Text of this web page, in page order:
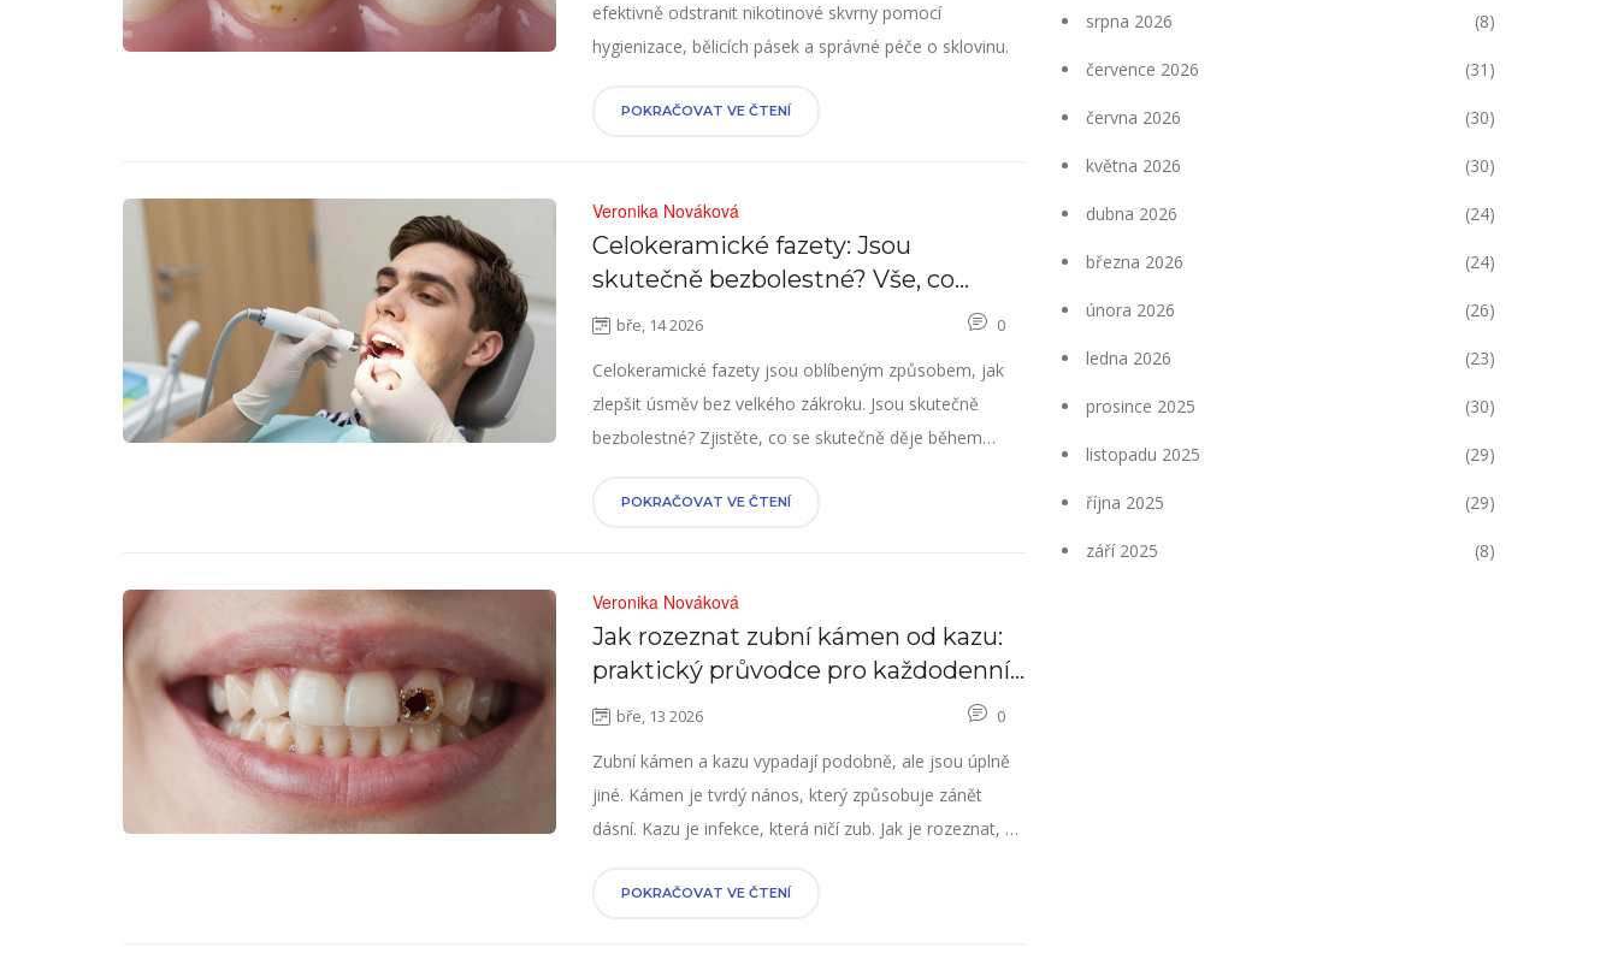
efektivně odstranit nikotinové skvrny pomocí
hygienizace, bělicích pásek a správné péče o sklovinu.
POKRAČOVAT VE ČTENÍ
Veronika Nováková
Celokeramické fazety: Jsou
skutečně bezbolestné? Vše, co
potřebujete vědět
bře, 14 2026 0
Celokeramické fazety jsou oblíbeným způsobem, jak
zlepšit úsměv bez velkého zákroku. Jsou skutečně
bezbolestné? Zjistěte, co se skutečně děje během
Všechno, co potřebujete vědět, z praxe v Ostravě.
POKRAČOVAT VE ČTENÍ
Veronika Nováková
Jak rozeznat zubní kámen od kazu:
praktický průvodce pro každodenní
péči o zuby
bře, 13 2026 0
Zubní kámen a kazu vypadají podobně, ale jsou úplně
jiné. Kámen je tvrdý nános, který způsobuje zánět
dásní. Kazu je infekce, která ničí zub. Jak je rozeznat, co
vědět.POKRAČOVAT VE ČTENÍ
srpna 2026 (8)
července 2026 (31)
června 2026 (30)
května 2026 (30)
dubna 2026 (24)
března 2026 (24)
února 2026 (26)
ledna 2026 (23)
prosince 2025 (30)
listopadu 2025 (29)
října 2025 (29)
září 2025 (8)